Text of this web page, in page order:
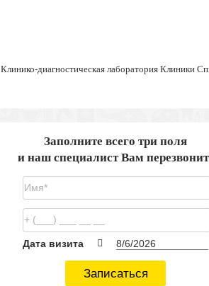
Клинико-диагностическая лаборатория Клиники
Заполните всего три поля
и наш специалист Вам
Дата визита
Записаться